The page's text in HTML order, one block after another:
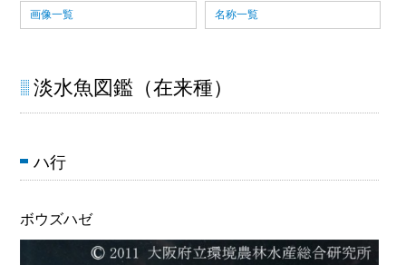
画像一覧 名称一覧
淡水魚図鑑（在来種）
ハ行
ボウズハゼ